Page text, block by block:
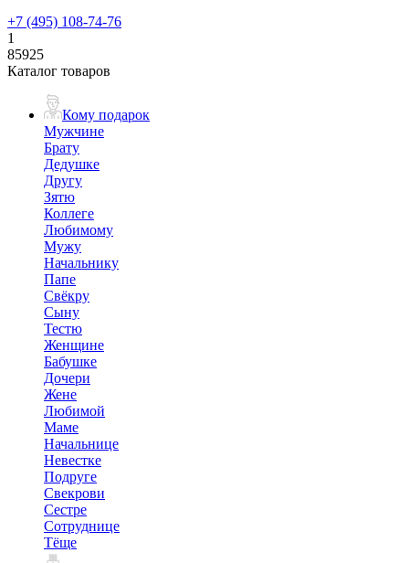
+7 (495) 108-74-76
1
85925
Каталог товаров
Кому подарок
Мужчине
Брату
Дедушке
Другу
Зятю
Коллеге
Любимому
Мужу
Начальнику
Папе
Свёкру
Сыну
Тестю
Женщине
Бабушке
Дочери
Жене
Любимой
Маме
Начальнице
Невестке
Подруге
Свекрови
Сестре
Сотруднице
Тёще